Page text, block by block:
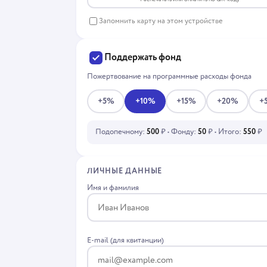
Запомнить карту на этом устройстве
Поддержать фонд
Пожертвование на программные расходы фонда
+5% +10% +15% +20%
Подопечному: 500 ₽ • Фонду: 50 ₽ • Итого: 550 ₽
ЛИЧНЫЕ ДАННЫЕ
Имя и фамилия
E-mail (для квитанции)